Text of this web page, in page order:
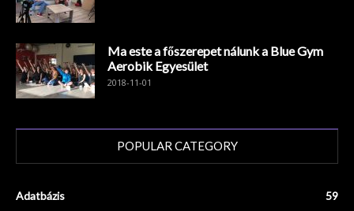
Ma este a főszerepet nálunk a Blue Gym
Aerobik Egyesület
2018-11-01
POPULAR CATEGORY
Adatbázis
59